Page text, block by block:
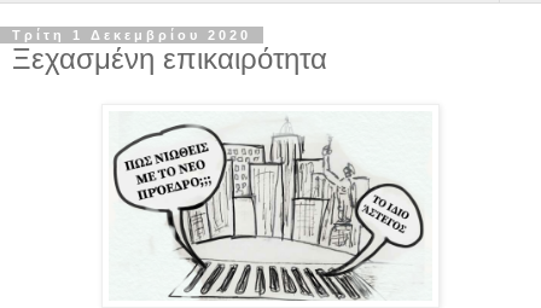
Τρίτη 1 Δεκεμβρίου 2020
Ξεχασμένη επικαιρότητα